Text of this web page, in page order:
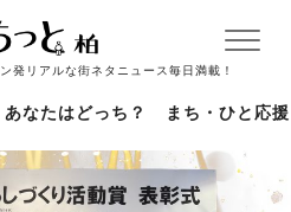
発リアルな街ネタニュース毎日満載！
あなたはどっち？ まち・ひと応援